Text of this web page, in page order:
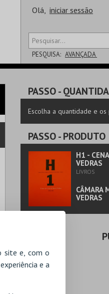
site e, com o
e a
Olá, iniciar sessão
PESQUISA: AVANÇADA
PASSO-
Escolha a quantidade e
PASSO- PRODUTO
H1 -
VEDRAS
LIVROS
CÂMARA
VEDRAS